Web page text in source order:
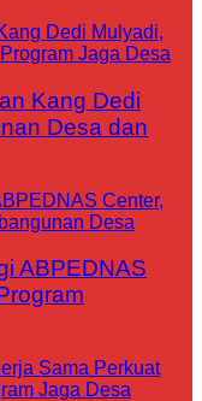
Kang Dedi
Desa dan
ABPEDNAS